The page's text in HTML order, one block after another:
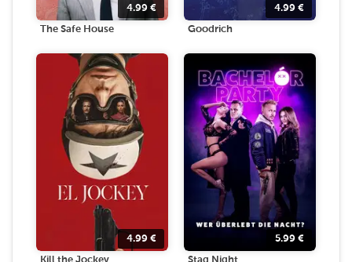
4.99 €
The Safe House
4.99 €
Goodrich
4.99 € 5.99 €